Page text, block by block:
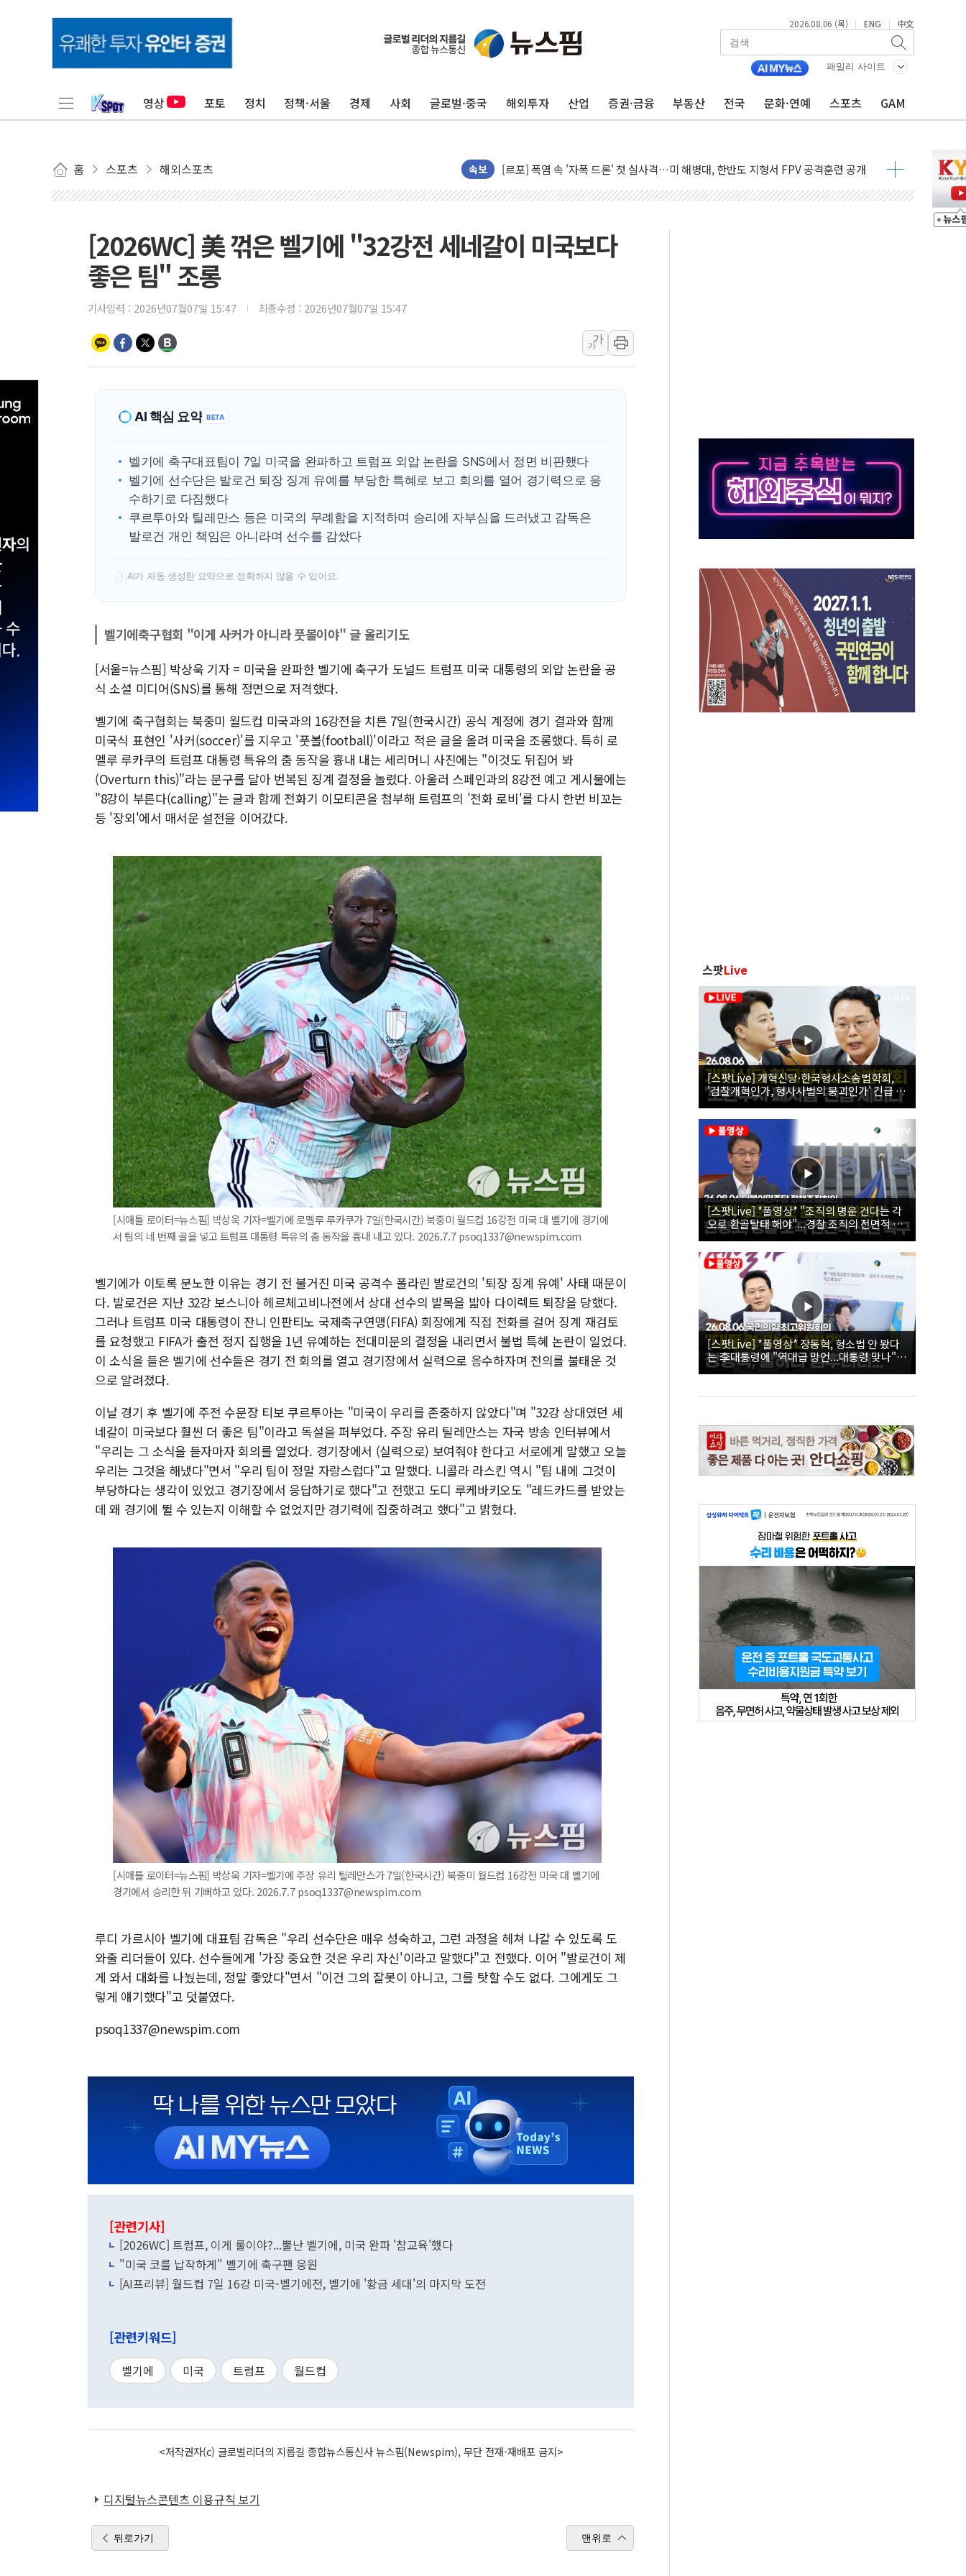
2026.08.06 (목) | ENG | 中文
패밀리 사이트
영상 포토 정치 정책·서울 경제 사회 글로벌·중국 해외투자 산업 증권·금융 부동산 전국 문화·연예 스포츠 GAM
홈 스포츠 해외스포츠 속보
[AI 카드뉴스] 어린이집·유치원 비상! 수족구병이 다시 유행합니다.
운수업·기업활동 '원스톱'으로...데이터처, 기업 3만1000곳 경제통계조사
공정위 "국고채 PD 15곳, 관행 아닌 담합…76조2000억 입찰 영향"
중소기업 기술자료 중국 계열사에 넘긴 세라젬…공정위 과징금 4억3200만원
국표원, 해외직구 물놀이기구·유아용품 등 94개 제품 안전기준 '부적합'
쉐이크쉑, 남양주 현대아울렛에 '다산점' 열어
소방청, 전국 시·도 구급과장 회의…중증환자 이송체계 전국 확대 점검
정청래 "2차 TV토론으로 게임 끝…김민석, 신천지 허위신고에 배신 사과 안 해"
윤상현, 사관학교 통합 비판…"국방개혁은 정치적 감정 따라 추진해선 안 돼"
[K메이커] 코셔에서 할랄까지…대상, 종가가 넘은 건 국경 아닌 '식문화 장벽'
[특징주] 비철금속 업종 11% 급등…구리 가격 상승 전망 부각
흥국자산운용, 코스닥 성장주 담은 채권혼합 펀드 2종 출시
외국인 돌아왔지만 …'삼전·하이닉스'는 사고 급등주는 팔았다
[2026WC] 美 꺾은 벨기에 "32강전 세네갈이 미국보다
좋은 팀" 조롱
기사입력 : 2026년07월07일 15:47 최종수정 : 2026년07월07일 15:47
가
가
AI 핵심 요약 BETA
벨기에 축구대표팀이 7일 미국을 완파하고 트럼프 외압 논란을 SNS에서 정면 비판했다
벨기에 선수단은 발로건 퇴장 징계 유예를 부당한 특혜로 보고 회의를 열어 경기력으로 응
수하기로 다짐했다
쿠르투아와 틸레만스 등은 미국의 무례함을 지적하며 승리에 자부심을 드러냈고 감독은
발로건 개인 책임은 아니라며 선수를 감쌌다
! AI가 자동 생성한 요약으로 정확하지 않을 수 있어요.
벨기에축구협회 "이게 사커가 아니라 풋볼이야" 글 올리기도
[서울=뉴스핌] 박상욱 기자 = 미국을 완파한 벨기에 축구가 도널드 트럼프 미국 대통령의 외압 논란을 공
식 소셜 미디어(SNS)를 통해 정면으로 저격했다.
벨기에 축구협회는 북중미 월드컵 미국과의 16강전을 치른 7일(한국시간) 공식 계정에 경기 결과와 함께
미국식 표현인 '사커(soccer)'를 지우고 '풋볼(football)'이라고 적은 글을 올려 미국을 조롱했다. 특히 로
멜루 루카쿠의 트럼프 대통령 특유의 춤 동작을 흉내 내는 세리머니 사진에는 "이것도 뒤집어 봐
(Overturn this)"라는 문구를 달아 번복된 징계 결정을 놀렸다. 아울러 스페인과의 8강전 예고 게시물에는
"8강이 부른다(calling)"는 글과 함께 전화기 이모티콘을 첨부해 트럼프의 '전화 로비'를 다시 한번 비꼬는
등 '장외'에서 매서운 설전을 이어갔다.
[시애틀 로이터=뉴스핌] 박상욱 기자=벨기에 로멜루 루카쿠가 7일(한국시간) 북중미 월드컵 16강전 미국 대 벨기에 경기에
서 팀의 네 번째 골을 넣고 트럼프 대통령 특유의 춤 동작을 흉내 내고 있다. 2026.7.7 psoq1337@newspim.com
벨기에가 이토록 분노한 이유는 경기 전 불거진 미국 공격수 폴라린 발로건의 '퇴장 징계 유예' 사태 때문이
다. 발로건은 지난 32강 보스니아 헤르체고비나전에서 상대 선수의 발목을 밟아 다이렉트 퇴장을 당했다.
그러나 트럼프 미국 대통령이 잔니 인판티노 국제축구연맹(FIFA) 회장에게 직접 전화를 걸어 징계 재검토
를 요청했고 FIFA가 출전 정지 집행을 1년 유예하는 전대미문의 결정을 내리면서 불법 특혜 논란이 일었다.
이 소식을 들은 벨기에 선수들은 경기 전 회의를 열고 경기장에서 실력으로 응수하자며 전의를 불태운 것
으로 알려졌다.
이날 경기 후 벨기에 주전 수문장 티보 쿠르투아는 "미국이 우리를 존중하지 않았다"며 "32강 상대였던 세
네갈이 미국보다 훨씬 더 좋은 팀"이라고 독설을 퍼부었다. 주장 유리 틸레만스는 자국 방송 인터뷰에서
"우리는 그 소식을 듣자마자 회의를 열었다. 경기장에서 (실력으로) 보여줘야 한다고 서로에게 말했고 오늘
우리는 그것을 해냈다"면서 "우리 팀이 정말 자랑스럽다"고 말했다. 니콜라 라스킨 역시 "팀 내에 그것이
부당하다는 생각이 있었고 경기장에서 응답하기로 했다"고 전했고 도디 루케바키오도 "레드카드를 받았는
데 왜 경기에 뛸 수 있는지 이해할 수 없었지만 경기력에 집중하려고 했다"고 밝혔다.
[시애틀 로이터=뉴스핌] 박상욱 기자=벨기에 주장 유리 틸레만스가 7일(한국시간) 북중미 월드컵 16강전 미국 대 벨기에
경기에서 승리한 뒤 기뻐하고 있다. 2026.7.7 psoq1337@newspim.com
루디 가르시아 벨기에 대표팀 감독은 "우리 선수단은 매우 성숙하고, 그런 과정을 헤쳐 나갈 수 있도록 도
와줄 리더들이 있다. 선수들에게 '가장 중요한 것은 우리 자신'이라고 말했다"고 전했다. 이어 "발로건이 제
게 와서 대화를 나눴는데, 정말 좋았다"면서 "이건 그의 잘못이 아니고, 그를 탓할 수도 없다. 그에게도 그
렇게 얘기했다"고 덧붙였다.
psoq1337@newspim.com
[관련기사]
[2026WC] 트럼프, 이게 룰이야?...뿔난 벨기에, 미국 완파 '참교육'했다
"미국 코를 납작하게" 벨기에 축구팬 응원
[AI프리뷰] 월드컵 7일 16강 미국-벨기에전, 벨기에 '황금 세대'의 마지막 도전
[관련키워드]
벨기에 미국 트럼프 월드컵
<저작권자(c) 글로벌리더의 지름길 종합뉴스통신사 뉴스핌(Newspim), 무단 전재-재배포 금지>
디지털뉴스콘텐츠 이용규칙 보기
뒤로가기 맨위로
스팟Live
[스팟Live] 개혁신당·한국형사소송법학회,
'검찰개혁인가, 형사사법의 붕괴인가' 긴급 세
미나｜26.08.06
[스팟Live] *풀영상* "조직의 명운 건다는 각
오로 환골탈태 해야"...경찰 조직의 전면적 쇄
신 촉구한 한병도 | 26.08.06 더불어민주당 정
책조정회의
[스팟Live] *풀영상* 장동혁, 형소법 안 봤다
는 李대통령에 "역대급 망언...대통령 맞나"｜
26.08.06 국민의힘 최고위원회의